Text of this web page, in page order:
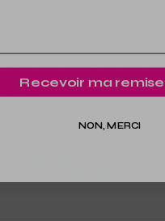
utilisation prolongée sans
sans vous soucier de
fumée.
Recevoir ma remise
NON, MERCI